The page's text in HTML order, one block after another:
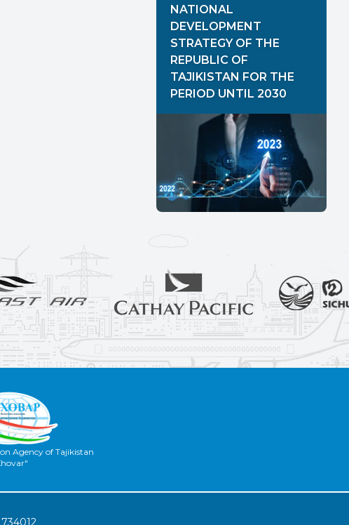
NATIONAL
DEVELOPMENT
STRATEGY OF THE
REPUBLIC OF
TAJIKISTAN FOR THE
PERIOD UNTIL 2030
Agency of Tajikistan